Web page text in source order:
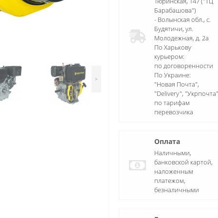
>
Барабашова")
- Волынская обл., c.
Будятичи, ул.
Молодежная, д. 2а
По Харькову
курьером:
по договоренности
По Украине:
"Новая Почта",
"Delivery", "Укрпочта"
по тарифам
перевозчика
Оплата
Наличными,
банковской картой,
наложенным
платежом,
безналичными